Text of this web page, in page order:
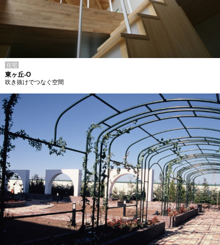
住宅
東ヶ丘-O
吹き抜けでつなぐ空間